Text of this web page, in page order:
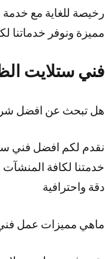
رخيصة للغاية مع خدمة
مميزة ونوفر خدماتنا
فني ستلايت
هل تبحث عن افضل
نقدم لكم افضل فني
خدمتنا لكافة
دقة واحترافية
ماهي مميزات عمل